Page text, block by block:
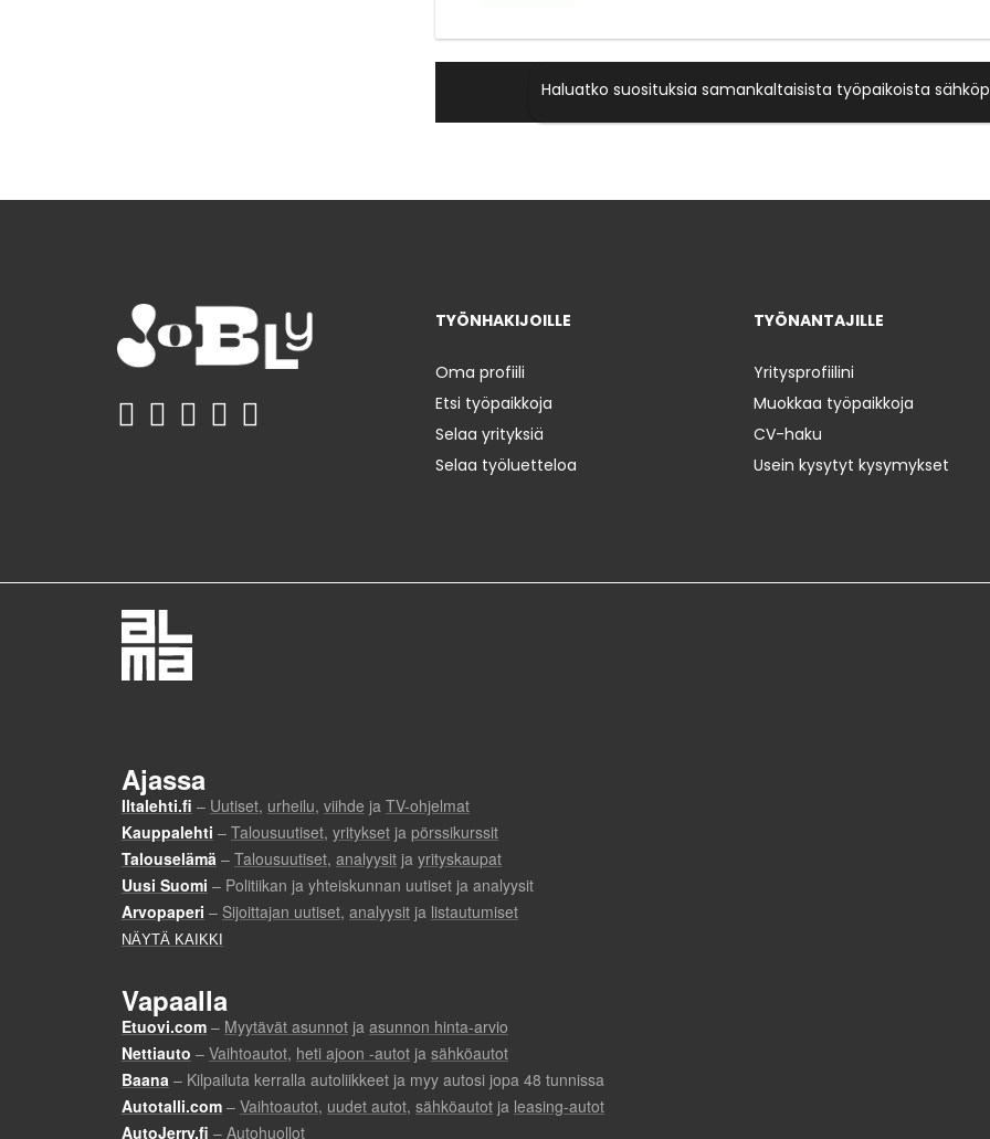
Haluatko suosituksia samankaltaisista työpaikoista
TYÖNHAKIJOILLE
Oma profiili
Etsi työpaikkoja
Selaa yrityksiä
Selaa työluetteloa
TYÖNANTAJILLE
Yritysprofiilini
Muokkaa työpaikkoja
CV-haku
Usein kysytyt kysymykset